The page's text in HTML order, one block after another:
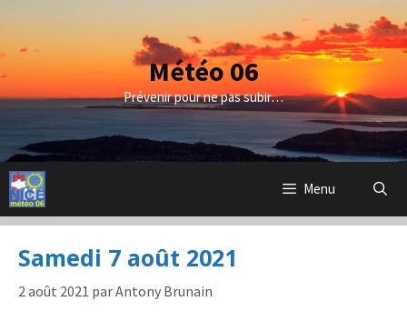
contenu
Météo 06
Prévenir pour ne pas subir…
Menu
Samedi 7 août 2021
2 août 2021 parAntony Brunain